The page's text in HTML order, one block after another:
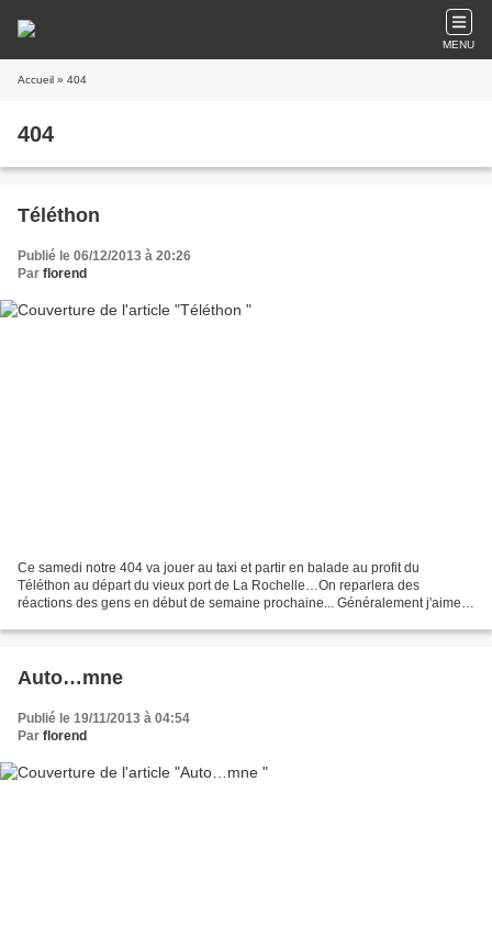
MENU
Accueil » 404
404
Téléthon
Publié le 06/12/2013 à 20:26
Par florend
Ce samedi notre 404 va jouer au taxi et partir en balade au profit du
Téléthon au départ du vieux port de La Rochelle…On reparlera des
réactions des gens en début de semaine prochaine... Généralement j'aime
Auto…mne
Publié le 19/11/2013 à 04:54
Par florend